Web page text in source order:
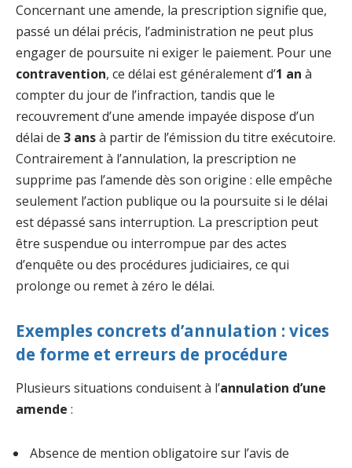
Concernant une amende, la prescription signifie que,
passé un délai précis, l’administration ne peut plus
engager de poursuite ni exiger le paiement. Pour une
contravention, ce délai est généralement d’1 an à
compter du jour de l’infraction, tandis que le
recouvrement d’une amende impayée dispose d’un
délai de 3 ansà partir de l’émission du titre exécutoire.
Contrairement à l’annulation, la prescription ne
supprime pas l’amende dès son origine : elle empêche
seulement l’action publique ou la poursuite si le délai
est dépassé sans interruption. La prescription peut
être suspendue ou interrompue par des actes
d’enquête ou des procédures judiciaires, ce qui
prolonge ou remet à zéro le délai.
Exemples concrets d’annulation : vices
de forme et erreurs de procédure
Plusieurs situations conduisent à l’annulation d’une
amende :
Absence de mention obligatoire sur l’avis de